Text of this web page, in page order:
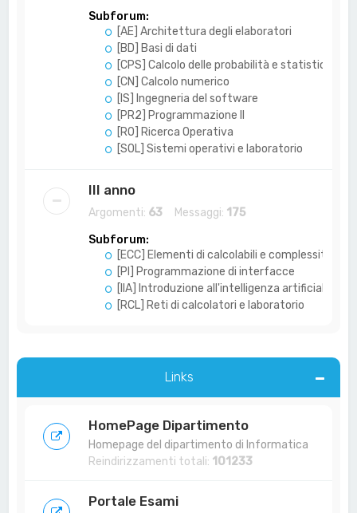
Subforum:
[AE] Architettura degli elaboratori
[BD] Basi di dati
[CPS] Calcolo delle probabilità e statistica
[CN] Calcolo numerico
[IS] Ingegneria del software
[PR2] Programmazione II
[RO] Ricerca Operativa
[SOL] Sistemi operativi e laboratorio
III anno
Argomenti: 63 Messaggi: 175
Subforum:
[ECC] Elementi di calcolabili e complessità
[PI] Programmazione di interfacce
[IIA] Introduzione all'intelligenza artificiale
[RCL] Reti di calcolatori e laboratorio
Links
HomePage Dipartimento
Homepage del dipartimento di Informatica
Reindirizzamenti totali: 101233
Portale Esami